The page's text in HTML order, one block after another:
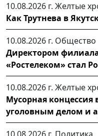
10.08.2026 г. Желтые
Как Трутнева в
10.08.2026 г. Общество
Директором
«Ростелеком» стал
10.08.2026 г. Желтые
Мусорная концессия
уголовным делом и